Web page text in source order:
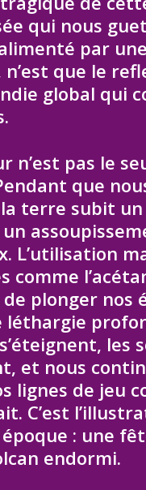
qui nous
par une
que le
global qui
n’est pas le
que
terre subit
L’utilisation
comme
plonger nos
léthargie
les
et nous
lignes de jeu
C’est
: une
endormi.